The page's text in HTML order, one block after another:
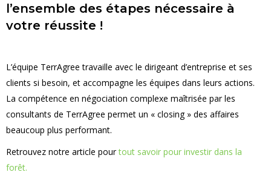
l’ensemble des étapes nécessaire à
votre réussite !
L’équipe TerrAgree travaille avec le dirigeant d’entreprise et ses
clients si besoin, et accompagne les équipes dans leurs actions.
La compétence en négociation complexe maîtrisée par les
consultants de TerrAgree permet un « closing » des affaires
beaucoup plus performant.
Retrouvez notre article pourtout savoir pour investir dans la
forêt.